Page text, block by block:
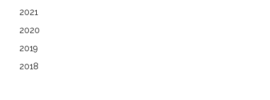
2021
2020
2019
2018